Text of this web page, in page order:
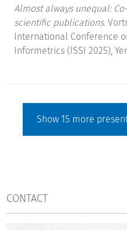
Almost always unequal:
scientific publications.
International Conference
Informetrics (ISSI 2025),
Show 15 more
CONTACT